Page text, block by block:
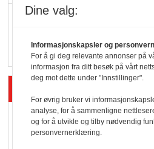
i
Rema-
dundrer
Dine valg:
Informasjonskapsler og personvern
For å gi deg relevante annonser på
informasjon fra ditt besøk på vårt
deg mot dette under "Innstillinger".
For øvrig bruker vi
analyse, for å sammenligne
og for å utvikle og tilby nødvendig
personvernerklæring.